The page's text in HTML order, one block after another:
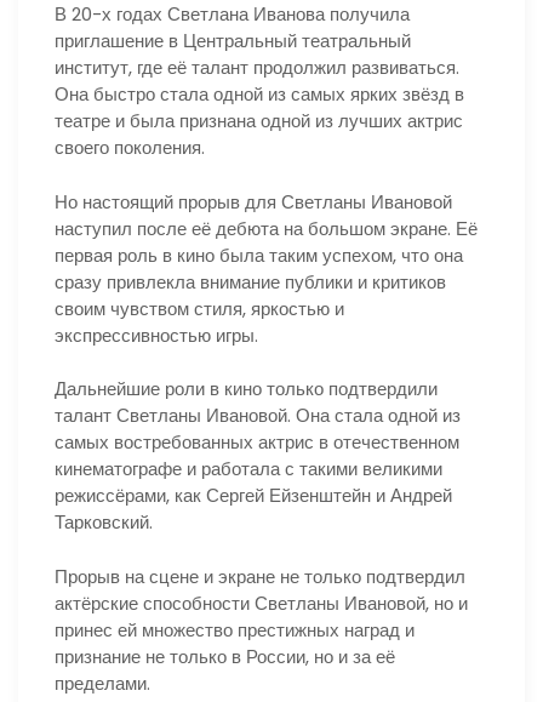
В 20-х годах Светлана Иванова получила
приглашение в Центральный театральный
институт, где её талант продолжил развиваться.
Она быстро стала одной из самых ярких звёзд в
театре и была признана одной из лучших актрис
своего поколения.
Но настоящий прорыв для Светланы Ивановой
наступил после её дебюта на большом экране. Её
первая роль в кино была таким успехом, что она
сразу привлекла внимание публики и критиков
своим чувством стиля, яркостью и
экспрессивностью игры.
Дальнейшие роли в кино только подтвердили
талант Светланы Ивановой. Она стала одной из
самых востребованных актрис в отечественном
кинематографе и работала с такими великими
режиссёрами, как Сергей Ейзенштейн и Андрей
Тарковский.
Прорыв на сцене и экране не только подтвердил
актёрские способности Светланы Ивановой, но и
принес ей множество престижных наград и
признание не только в России, но и за её
пределами.